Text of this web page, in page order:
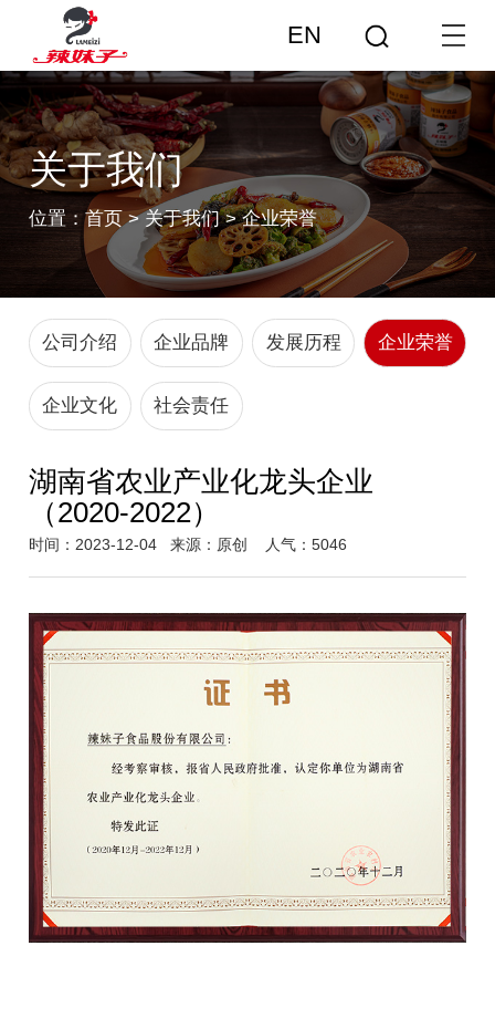
EN
关于我们
位置：首页 >关于我们>企业荣誉
公司介绍 企业品牌 发展历程 企业荣誉
企业文化 社会责任
湖南省农业产业化龙头企业
（2020-2022）
时间：2023-12-04 来源：原创 人气：5046